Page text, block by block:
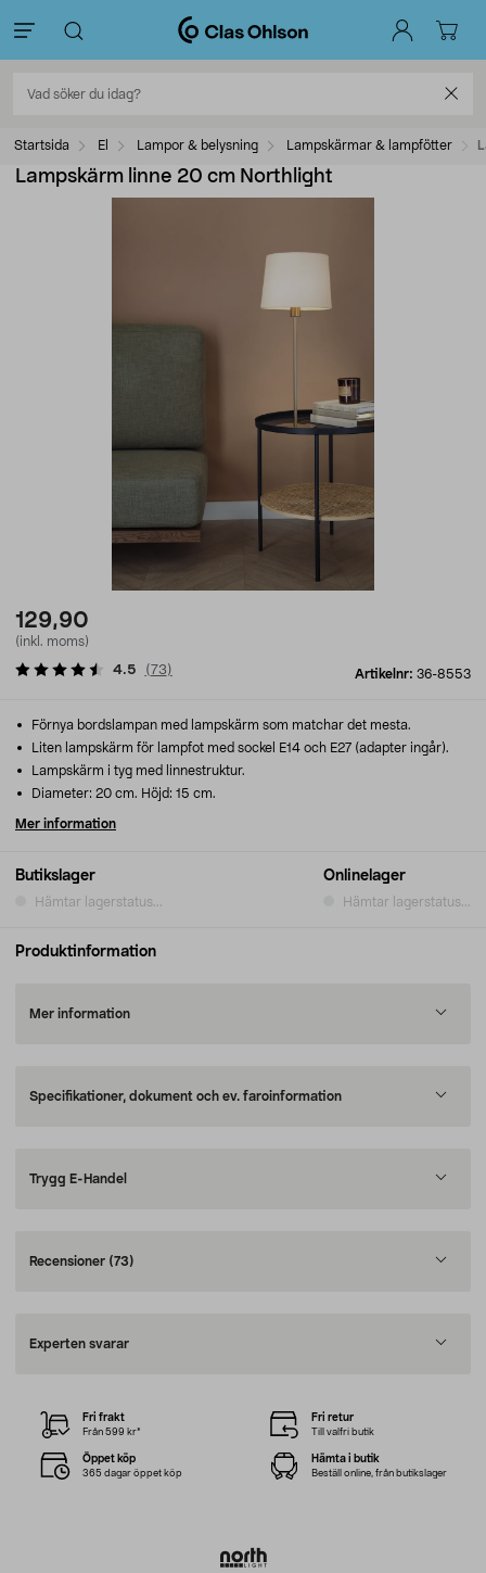
Startsida El Lampor & belysning Lampskärmar & lampfötter
Lampskärm linne 20 cm Northlight
129,90
(inkl. moms)
Artikelnr: 36-8553
4.5 (73)
Butikslager
Hämtar lagerstatus...
Onlinelager
Hämtar lagerstatus...
Förnya bordslampan med lampskärm som matchar det mesta.
Liten lampskärm för lampfot med sockel E14 och E27 (adapter ingår).
Lampskärm i tyg med linnestruktur.
Diameter: 20 cm. Höjd: 15 cm.
Mer information
Produktinformation
Mer information
Specifikationer, dokument och ev. faroinformation
Trygg E-Handel
Recensioner (73)
Experten svarar
Fri frakt
Från 599 kr*
Fri retur
Till valfri butik
Öppet köp
365 dagar öppet köp
Hämta i butik
Beställ online, från butikslager